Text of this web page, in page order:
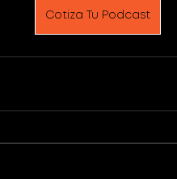
Cotiza Tu Podcast